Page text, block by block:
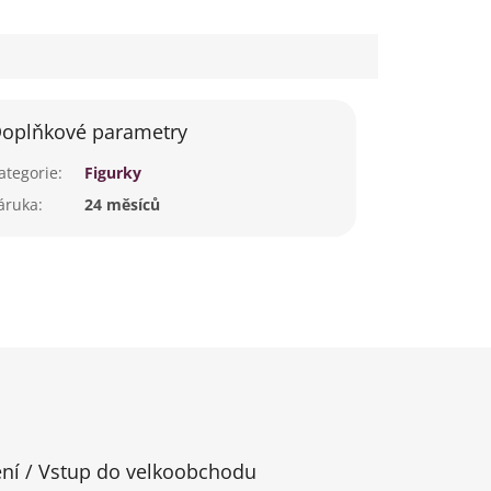
parametry
:
Figurky
: 24 měsíců
/ Vstup do velkoobchodu